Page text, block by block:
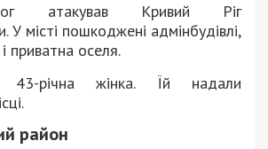
атакував Кривий Ріг
У місті пошкоджені адмінбудівлі,
приватна оселя.
43-річна жінка. Їй надали
район